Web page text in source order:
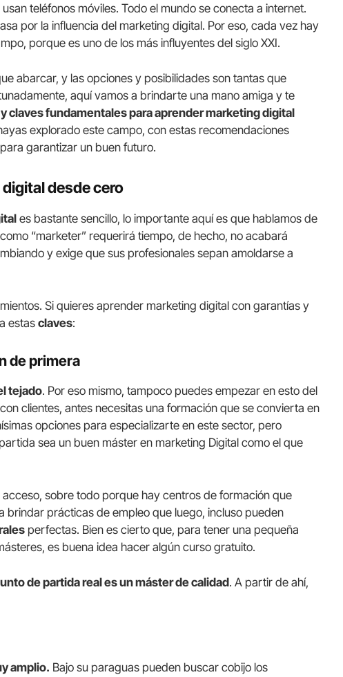
teléfonos móviles. Todo el mundo se conecta a internet.
por la influencia del marketing digital. Por eso, cada vez hay
porque es uno de los más influyentes del siglo XXI.
abarcar, y las opciones y posibilidades son tantas que
aquí vamos a brindarte una mano amiga y te
claves fundamentales para aprender marketing digital
explorado este campo, con estas recomendaciones
garantizar un buen futuro.
desde cero
es bastante sencillo, lo importante aquí es que hablamos de
“marketer” requerirá tiempo, de hecho, no acabará
y exige que sus profesionales sepan amoldarse a
Si quieres aprender marketing digital con garantías y
estas claves:
de primera
tejado. Por eso mismo, tampoco puedes empezar en esto del
clientes, antes necesitas una formación que se convierta en
opciones para especializarte en este sector, pero
sea un buen máster en marketing Digital como el que
sobre todo porque hay centros de formación que
brindar prácticas de empleo que luego, incluso pueden
perfectas. Bien es cierto que, para tener una pequeña
es buena idea hacer algún curso gratuito.
de partida real es un máster de calidad. A partir de ahí,
amplio. Bajo su paraguas pueden buscar cobijo los